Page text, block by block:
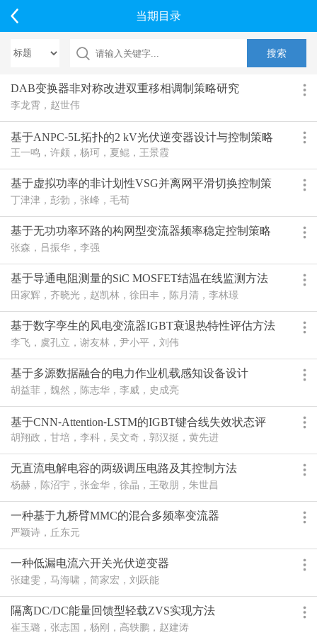
当期目录
DAB变换器非对称改进双重移相调制策略研究
李龙霄，赵世伟
基于ANPC⁃5L拓扑的2 kV光伏逆变器设计与控制策略
研究
王一鸣，许颇，杨珂，夏鲲，王景霞
基于虚拟功率的非计划性VSG并离网平滑切换控制策
略
丁津津，彭勃，张峰，毛荀
基于无功功率环路的构网型变流器频率稳定控制策略
研究
张森，吕振华，李强
基于导通电阻测量的SiC MOSFET结温在线监测方法
田家辉，齐晓光，赵凯林，徐田丰，陈月清，李林璟
基于数字孪生的风电变流器IGBT衰退热特性评估方法
研究
李飞，虞孔立，谢友林，尹小平，刘伟
基于多源数据融合的电力作业机载感知设备设计
胡益菲，魏然，陈志华，李威，史成亮
基于CNN⁃Attention⁃LSTM的IGBT键合线失效状态评
估
胡翔政，甘培，李科，吴文奇，郭汉挺，黄先进
无直流电解电容的两级调压电路及其控制方法
杨赫，陈沼宇，张金华，徐晶，王敬朋，朱世昌
一种基于九桥臂MMC的混合多频率变流器
严颖诗，丘东元
一种低漏电流六开关光伏逆变器
张建雯，马海啸，简家宏，刘跃能
隔离DC/DC能量回馈型轻载ZVS实现方法
崔玉璐，张志国，杨刚，高轶鹏，赵建涛